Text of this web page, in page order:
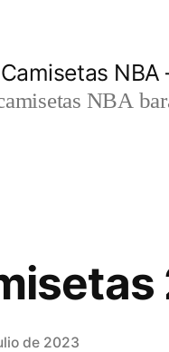
NBA
de 2023